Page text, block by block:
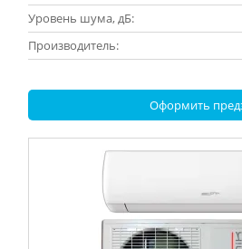
Уровень шума, дБ:
Производитель:
Оформить